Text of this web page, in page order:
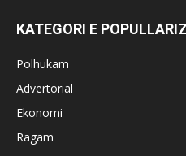
KATEGORI E
Polhukam
Advertorial
Ekonomi
Ragam